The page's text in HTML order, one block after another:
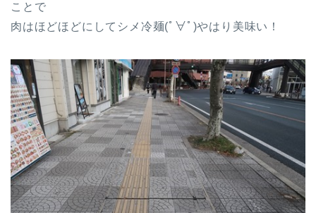
ことで
肉はほどほどにしてシメ冷麺(ﾟ∀ﾟ)やはり美味い！